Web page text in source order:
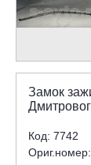
Замок
Код: 7742